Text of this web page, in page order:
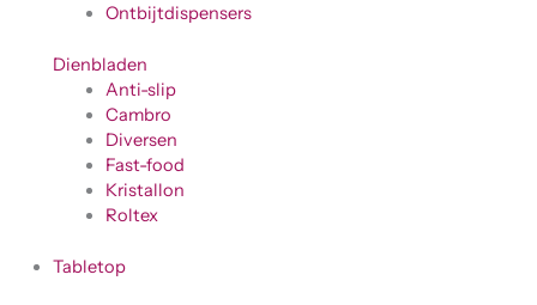
Ontbijtdispensers
Dienbladen
Anti-slip
Cambro
Diversen
Fast-food
Kristallon
Roltex
Tabletop